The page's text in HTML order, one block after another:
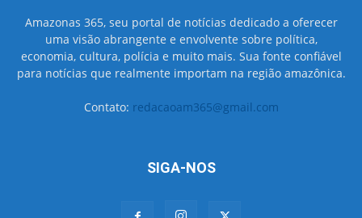
Amazonas 365, seu portal de notícias dedicado a oferecer
uma visão abrangente e envolvente sobre política,
economia, cultura, polícia e muito mais. Sua fonte confiável
para notícias que realmente importam na região amazônica.
Contato: redacaoam365@gmail.com
SIGA-NOS